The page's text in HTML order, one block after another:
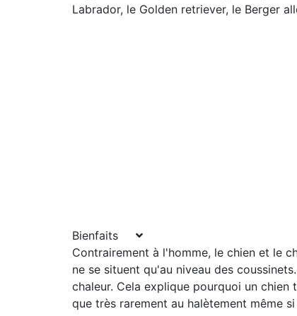
Labrador, le Golden retriever, le Berger
Bienfaits
Contrairement à l'homme, le chien et le
ne se situent qu'au niveau des
chaleur. Cela explique pourquoi un chien
que très rarement au halètement même